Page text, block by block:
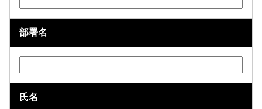
部署名
氏名